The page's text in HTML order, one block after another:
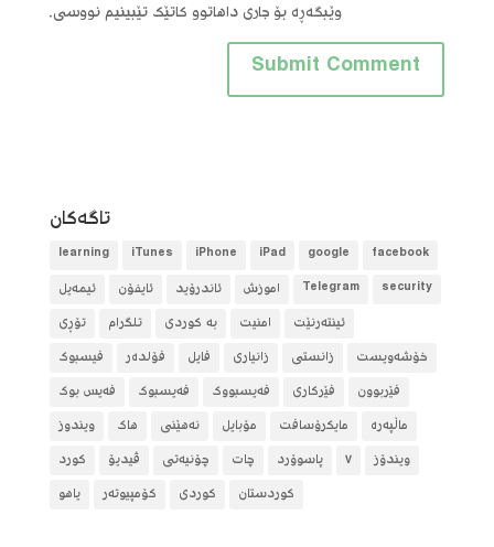
وێبگەڕە بۆ جاری داهاتوو کاتێک تێبینیم نووسی.
تاگه‌كان
facebook
google
iPad
iPhone
iTunes
learning
security
Telegram آموزش ئاندرۆید ئایفۆن
ئیمەیل
ئینتەرنێت
امنیت بە کوردی تلگرام
تۆڕی
خۆشەویست
زانستی زانیاری فایل فۆلده‌ر
فیسبوک
فێربوون
فێرکاری فەیسبووک فەیسبوک
فەیس بوک
ماڵپەرە
مایکرۆسافت مۆبایل نەهێنی هاک
ویندوز
ویندۆز
٧ پاسوۆرد چات چۆنیەتی ڤیدیۆ
کورد
کوردستان
کوردی کۆمپیوتەر یاهو